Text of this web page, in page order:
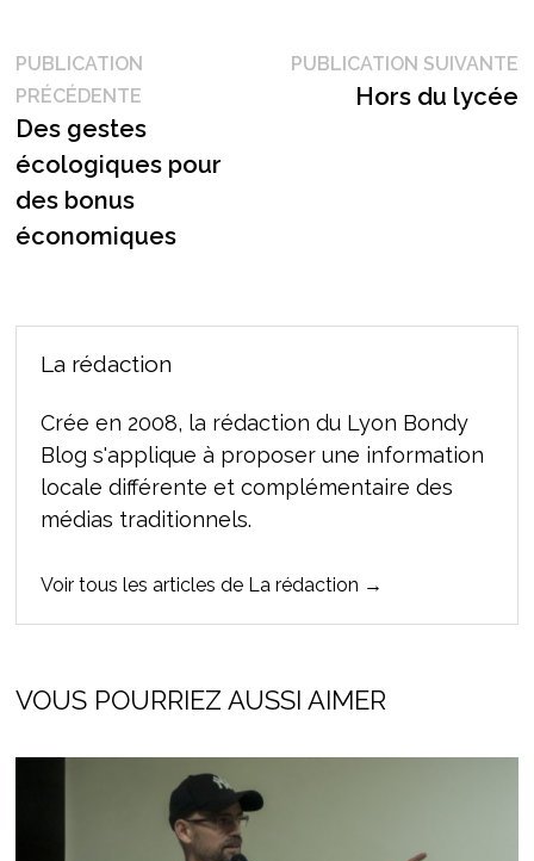
Navigation
de
l’article
PUBLICATION
PRÉCÉDENTEPublication
précédente :
Des gestes
écologiques pour
des bonus
économiques
PUBLICATION SUIVANTE
Hors du lycée
La rédaction
Crée en 2008, la rédaction du Lyon Bondy
Blog s'applique à proposer une information
locale différente et complémentaire des
médias traditionnels.
Voir tous les articles de La rédaction →
VOUS POURRIEZ AUSSI AIMER